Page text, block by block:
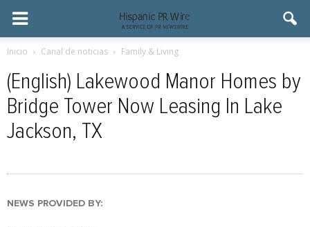
Inicio Canal de noticias Family & Living
(English) Lakewood Manor Homes by
Bridge Tower Now Leasing In Lake
Jackson, TX
NEWS PROVIDED BY: